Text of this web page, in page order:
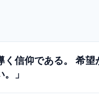
く信仰である。 希
」